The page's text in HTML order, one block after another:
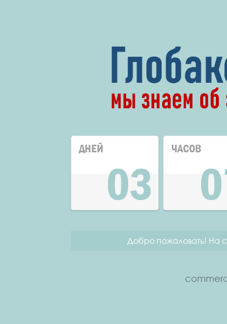
ДНЕЙ
03
ЧАСОВ
Добро пожаловать! На